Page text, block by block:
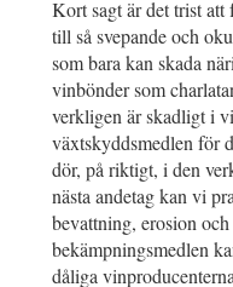
Kort sagt är det trist
till så svepande och
som bara kan skada
vinbönder som
verkligen är skadligt i
växtskyddsmedlen för
dör, på riktigt, i den
nästa andetag kan vi
bevattning, erosion
bekämpningsmedlen
dåliga